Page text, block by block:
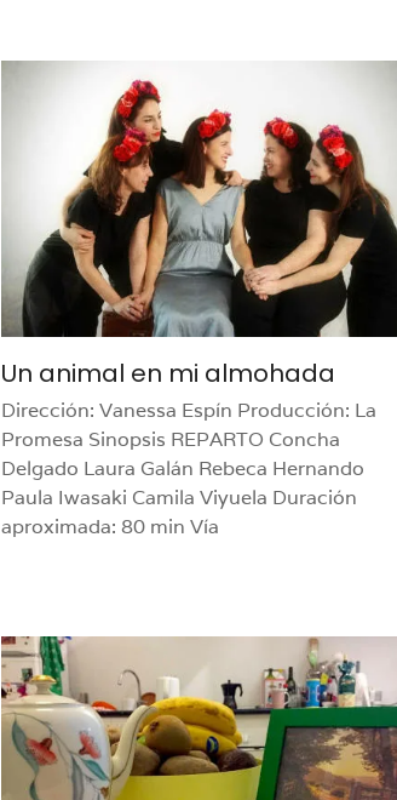
Un animal en mi almohada
Dirección: Vanessa Espín Producción: La
Promesa Sinopsis REPARTO Concha
Delgado Laura Galán Rebeca Hernando
Paula Iwasaki Camila Viyuela Duración
aproximada: 80 min Vía